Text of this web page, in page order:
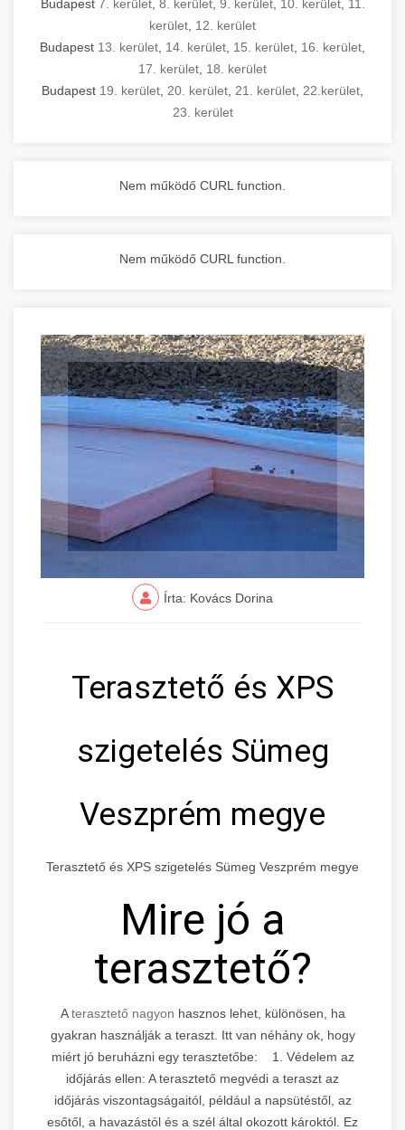
Budapest 7. kerület, 8. kerület, 9. kerület, 10. kerület, 11.
kerület 12. kerület
Budapest 13. kerület 14. kerület 15. kerület 16. kerület
17. kerület 18. kerület
Budapest 19. kerület 20. kerület 21. kerület 22.kerület
23. kerület
Nem működő CURL function.
Nem működő CURL function.
Írta: Kovács Dorina
Terasztető és XPS
szigetelés Sümeg
Veszprém megye
Terasztető és XPS szigetelés Sümeg Veszprém megye
Mire jó a
terasztető?
Aterasztető nagyon hasznos lehet, különösen, ha
gyakran használják a teraszt. Itt van néhány ok, hogy
miért jó beruházni egy terasztetőbe: 1. Védelem az
időjárás ellen: A terasztető megvédi a teraszt az
időjárás viszontagságaitól, például a napsütéstől, az
esőtől, a havazástól és a szél által okozott károktól. Ez